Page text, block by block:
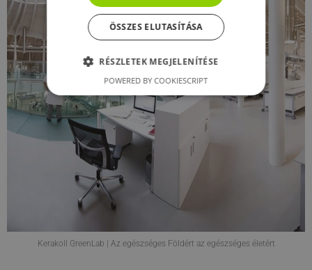
Kerakoll GreenLab | Az egészséges Földért az egészséges életért
ÖSSZES ELUTASÍTÁSA
RÉSZLETEK MEGJELENÍTÉSE
POWERED BY COOKIESCRIPT